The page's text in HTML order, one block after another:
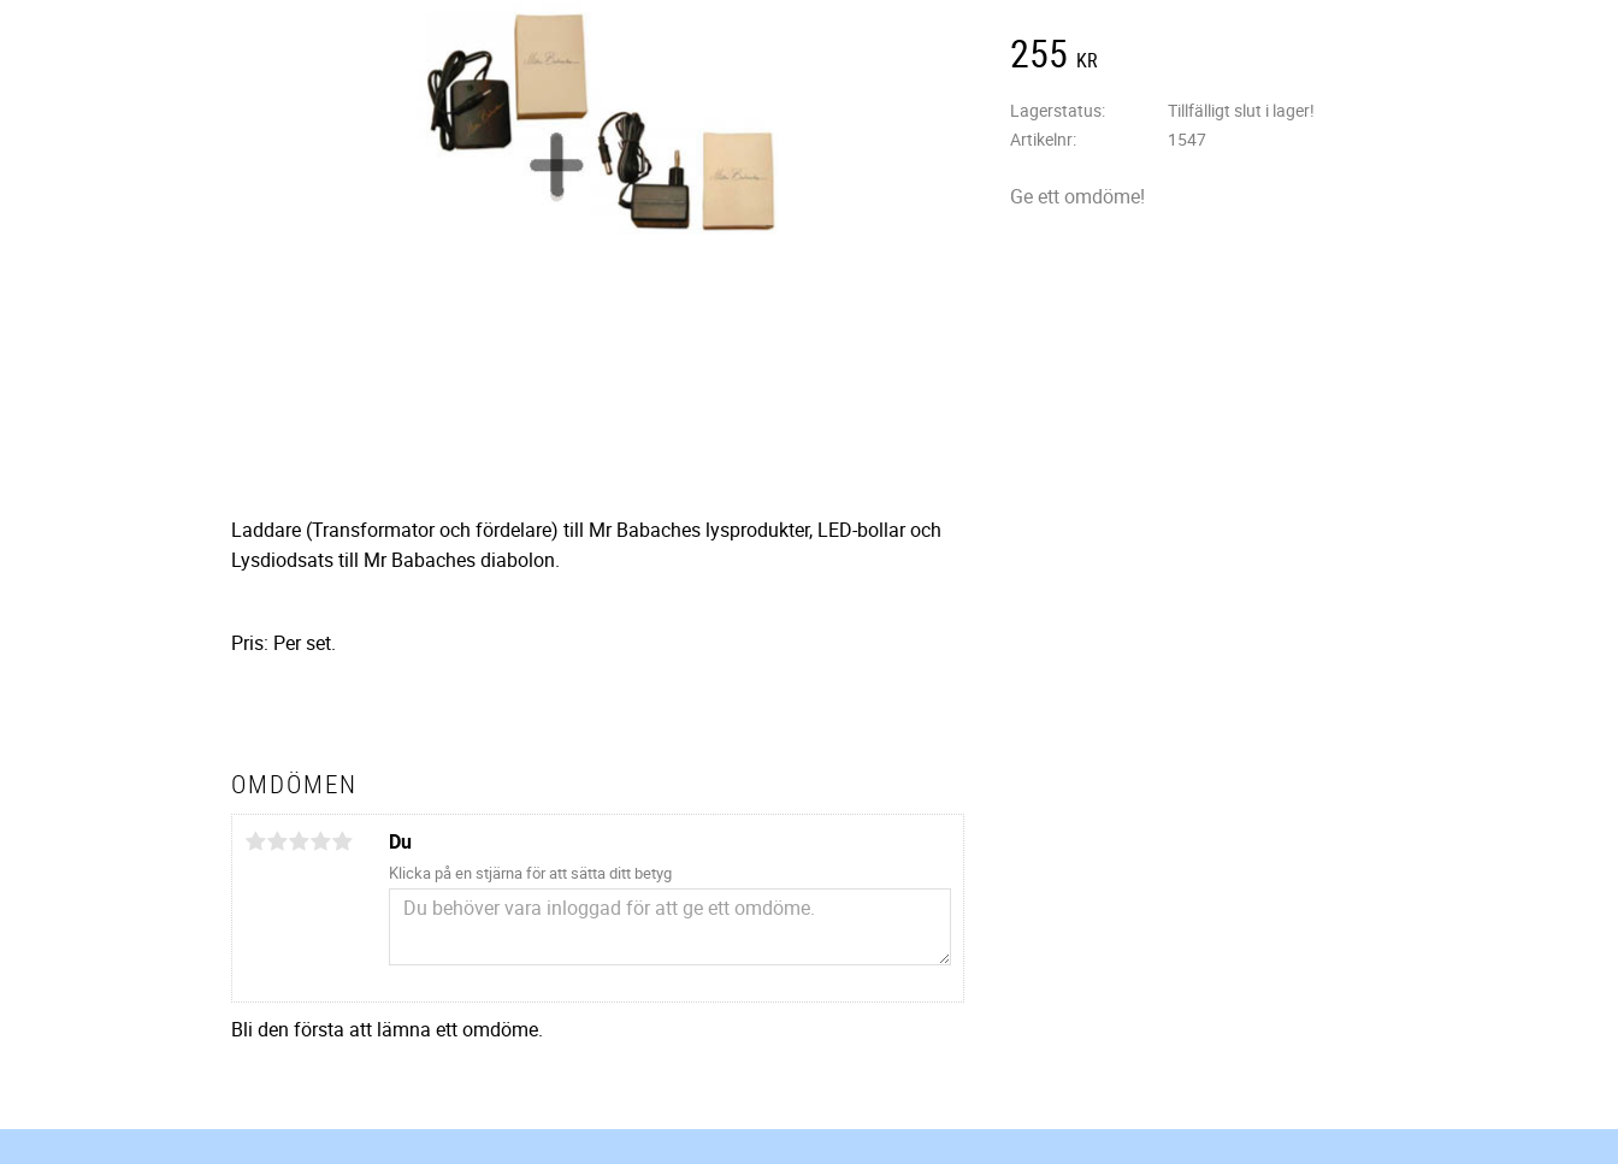
255 KR
Lagerstatus
Tillfälligt slut i lager!
Artikelnr
1547
Ge ett omdöme!
Laddare (Transformator och fördelare) till Mr Babaches lysprodukter, LED-bollar och
Lysdiodsats till Mr Babaches diabolon.
Pris: Per set.
OMDÖMEN
Du
Klicka på en stjärna för att sätta ditt betyg
Bli den första att lämna ett omdöme.